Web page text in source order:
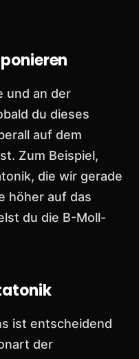
und an der
du dieses
auf dem
Zum Beispiel,
die wir gerade
höher auf das
du die B-Moll-
ist entscheidend
der